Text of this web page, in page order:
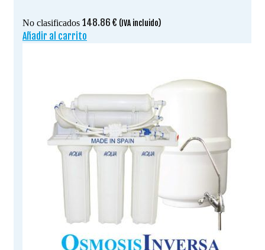
No clasificados 148.86 € (IVA incluido)
Añadir al carrito